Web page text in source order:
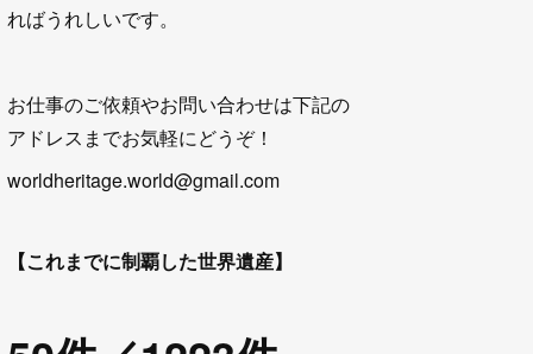
ればうれしいです。
お仕事のご依頼やお問い合わせは下記の
アドレスまでお気軽にどうぞ！
worldheritage.world@gmail.com
【これまでに制覇した世界遺産】